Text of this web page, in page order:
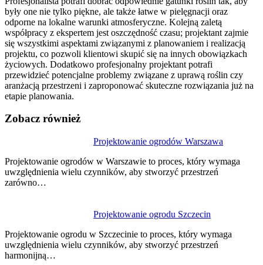
były one nie tylko piękne, ale także łatwe w pielęgnacji oraz
odporne na lokalne warunki atmosferyczne. Kolejną zaletą
współpracy z ekspertem jest oszczędność czasu; projektant zajmie
się wszystkimi aspektami związanymi z planowaniem i realizacją
projektu, co pozwoli klientowi skupić się na innych obowiązkach
życiowych. Dodatkowo profesjonalny projektant potrafi
przewidzieć potencjalne problemy związane z uprawą roślin czy
aranżacją przestrzeni i zaproponować skuteczne rozwiązania już na
etapie planowania.
Zobacz również
Projektowanie ogrodów Warszawa
Projektowanie ogrodów w Warszawie to proces, który wymaga
uwzględnienia wielu czynników, aby stworzyć przestrzeń
zarówno…
Projektowanie ogrodu Szczecin
Projektowanie ogrodu w Szczecinie to proces, który wymaga
uwzględnienia wielu czynników, aby stworzyć przestrzeń
harmonijną…
wpisu